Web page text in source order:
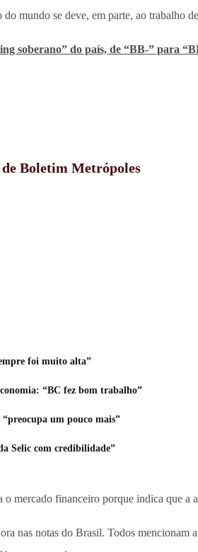
mundo se deve, em parte, ao trabalho
soberano” do país, de “BB-” para
de Boletim Metrópoles
foi muito alta”
“BC fez bom trabalho”
um pouco mais”
Selic com credibilidade”
mercado financeiro porque indica que
nas notas do Brasil. Todos mencionam